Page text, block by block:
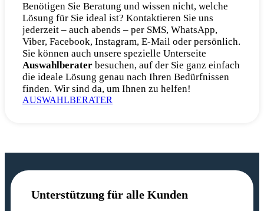
Benötigen Sie Beratung und wissen nicht, welche
Lösung für Sie ideal ist? Kontaktieren Sie uns
jederzeit – auch abends – per SMS, WhatsApp,
Viber, Facebook, Instagram, E-Mail oder persönlich.
Sie können auch unsere spezielle Unterseite
Auswahlberater besuchen, auf der Sie ganz einfach
die ideale Lösung genau nach Ihren Bedürfnissen
finden. Wir sind da, um Ihnen zu helfen!
AUSWAHLBERATER
Unterstützung für alle Kunden